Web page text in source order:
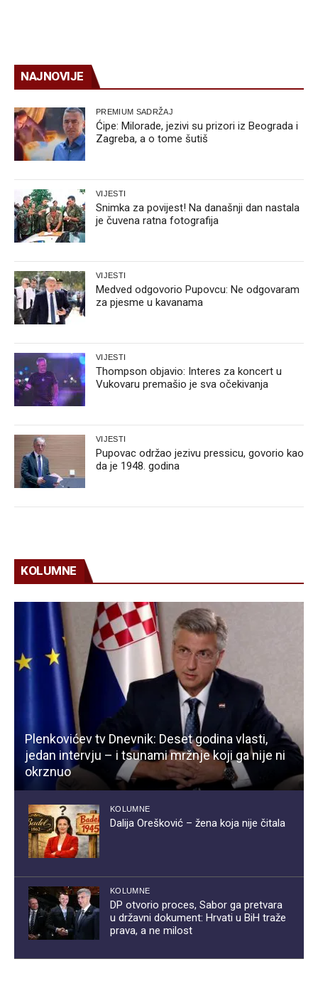
NAJNOVIJE
PREMIUM SADRŽAJ
Ćipe: Milorade, jezivi su prizori iz Beograda i
Zagreba, a o tome šutiš
VIJESTI
Snimka za povijest! Na današnji dan nastala
je čuvena ratna fotografija
VIJESTI
Medved odgovorio Pupovcu: Ne odgovaram
za pjesme u kavanama
VIJESTI
Thompson objavio: Interes za koncert u
Vukovaru premašio je sva očekivanja
VIJESTI
Pupovac održao jezivu pressicu, govorio kao
da je 1948. godina
KOLUMNE
Plenkovićev tv Dnevnik: Deset godina vlasti,
jedan intervju – i tsunami mržnje koji ga nije ni
okrznuo
KOLUMNE
Dalija Orešković – žena koja nije čitala
KOLUMNE
DP otvorio proces, Sabor ga pretvara
u državni dokument: Hrvati u BiH traže
prava, a ne milost